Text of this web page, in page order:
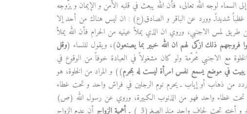
السماء لوجه الله تعالى، فأن الله يبعث في قلبه الأمن و الإيمان و يزّوجه
غظباً شديداًـ وورد عن الباقر و الصادق(ع) : ان ليس هناك من أحد إلا
طريق لمس الاجنبي، وروي ان الذي يملأ عينيه من الحرام فأن الله يملأ
فروجهم ذلك ازكى لهم ان الله خبير بما يصنعون)، ويقول للنساء (وقل
مع الاجنبي مُحرّمة ولو كان مشغولاً في العبادة خوفاً من الوقوع في
يبيت في موضع يسمع نفس امرأة ليست له بمحرم)) و المراد من الخلوة، هو
تردد من ذهاب أو إياب ـ يحرم نوم الرجلين في فراش واحد و تحت غطاء
تحت غطاء واحد فهو من الذنوب الكبيرة، وروي عن رسول الله (ص)
أخته تحت لحاف واحد منذ الصغر(3 ) ـ
أهمية الزواج أن عدم الزواج